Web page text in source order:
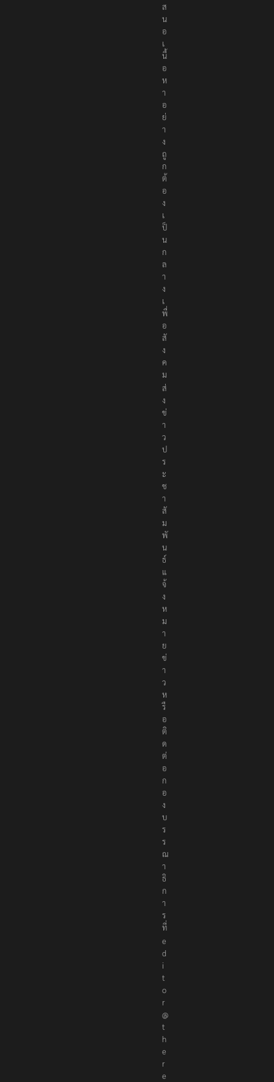
ส
น
อ
เ
นื้
อ
ห
า
อ
ย่
า
ง
ถู
ก
ต้
อ
ง
เ
ป็
น
ก
ล
า
ง
เ
พื่
อ
สั
ง
ค
ม
ส่
ง
ข่
า
ว
ป
ร
ะ
ช
า
สั
ม
พั
น
ธ์
แ
จ้
ง
ห
ม
า
ย
ข่
า
ว
ห
รื
อ
ติ
ด
ต่
อ
ก
อ
ง
บ
ร
ร
ณ
า
ธิ
ก
า
ร
ที่
e
d
i
t
o
r
@
t
h
e
r
e